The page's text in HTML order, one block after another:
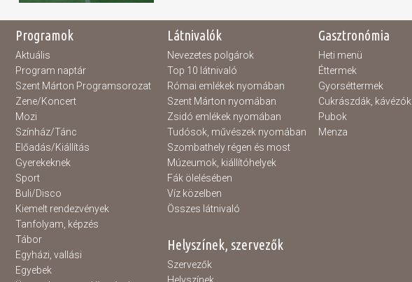
Programok
Aktuális
Program naptár
Szent Márton Programsorozat
Zene/Koncert
Mozi
Színház/Tánc
Előadás/Kiállítás
Gyerekeknek
Sport
Buli/Disco
Kiemelt rendezvények
Tanfolyam, képzés
Tábor
Egyházi, vallási
Egyebek
Látnivalók
Nevezetes polgárok
Top 10 látnivaló
Római emlékek nyomában
Szent Márton nyomában
Zsidó emlékek nyomában
Tudósok, művészek nyomában
Szombathely régen és most
Múzeumok, kiállítóhelyek
Fák ölelésében
Víz közelben
Összes látnivaló
Gasztronómia
Heti menü
Éttermek
Gyorséttermek
Cukrászdák, kávézók
Pubok
Menza
Helyszínek, szervezők
Szervezők